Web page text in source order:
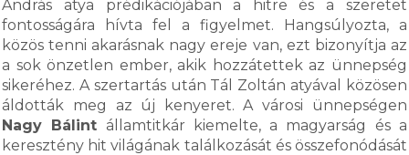
András atya prédikációjában a hitre és a szeretet
fontosságára hívta fel a figyelmet. Hangsúlyozta, a
közös tenni akarásnak nagy ereje van, ezt bizonyítja az
a sok önzetlen ember, akik hozzátettek az ünnepség
sikeréhez. A szertartás után Tál Zoltán atyával közösen
áldották meg az új kenyeret. A városi ünnepségen
Nagy Bálint államtitkár kiemelte, a magyarság és a
keresztény hit világának találkozását és összefonódását